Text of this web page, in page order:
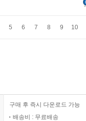
5 6 7 8 9 10
구매 후 즉시 다운로드 가능
배송비 : 무료배송